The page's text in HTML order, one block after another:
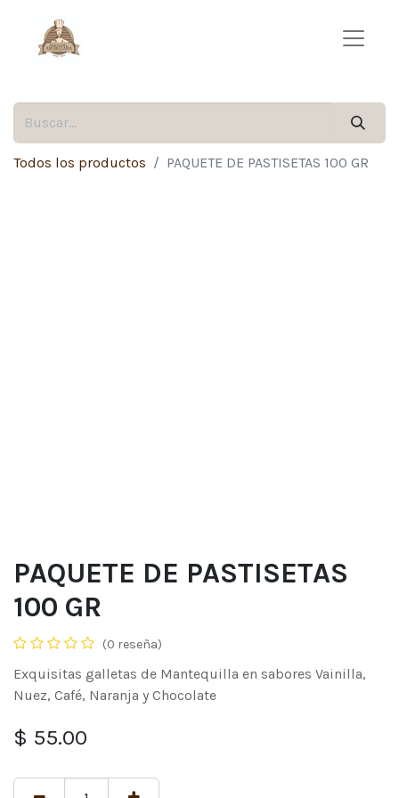
Todos los productos PAQUETE DE PASTISETAS 100 GR
PAQUETE DE PASTISETAS
100 GR
(0 reseña)
Exquisitas galletas de Mantequilla en sabores Vainilla,
Nuez, Café, Naranja y Chocolate
$ 55.00